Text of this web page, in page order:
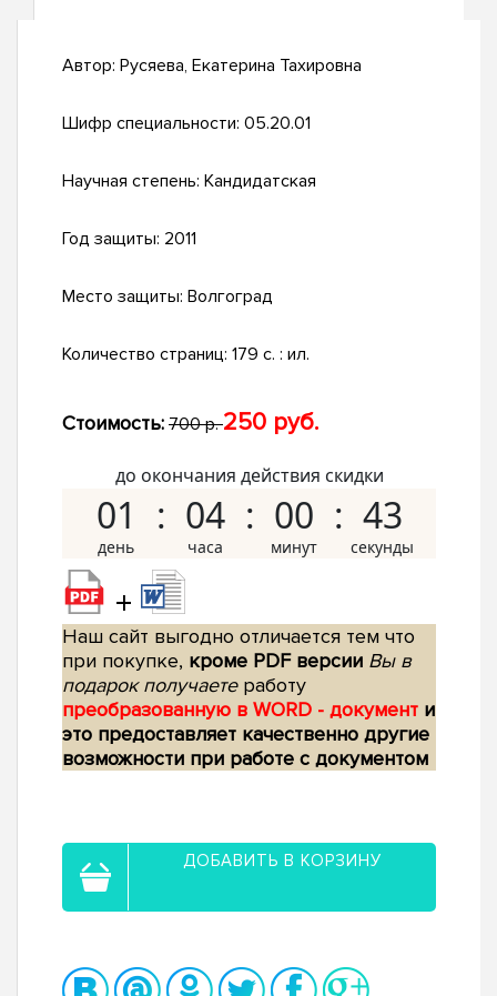
Автор: Русяева, Екатерина Тахировна
Шифр специальности: 05.20.01
Научная степень: Кандидатская
Год защиты: 2011
Место защиты: Волгоград
Количество страниц: 179 с. : ил.
Стоимость: 700 р.250 руб.
до окончания действия скидки
01 04 00 42
+
Наш сайт выгодно отличается тем что
при покупке, кроме PDF версии Вы в
подарок получаетеработу
преобразованную в WORD - документ и
это предоставляет качественно другие
возможности при работе с документом
ДОБАВИТЬ В КОРЗИНУ